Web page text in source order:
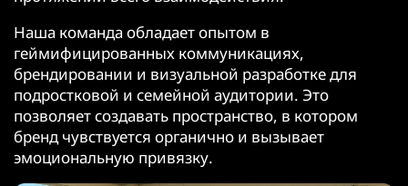
Наша команда обладает опытом в
геймифицированных коммуникациях,
брендировании и визуальной разработке для
подростковой и семейной аудитории. Это
позволяет создавать пространство, в котором
бренд чувствуется органично и вызывает
эмоциональную привязку.